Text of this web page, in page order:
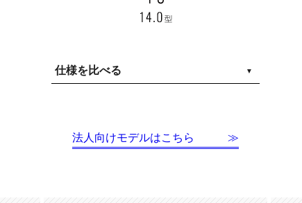
仕様を比べる
法人向けモデルはこちら ≫